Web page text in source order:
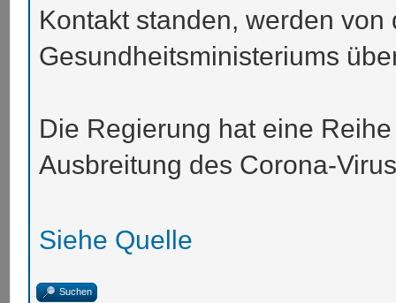
Kontakt standen, werden
Gesundheitsministeriums
Die Regierung hat eine
Ausbreitung des Corona-
Siehe Quelle
Suchen